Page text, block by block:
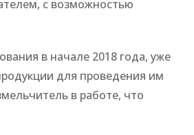
с возможностью
в начале 2018 года, уже
для проведения им
в работе, что